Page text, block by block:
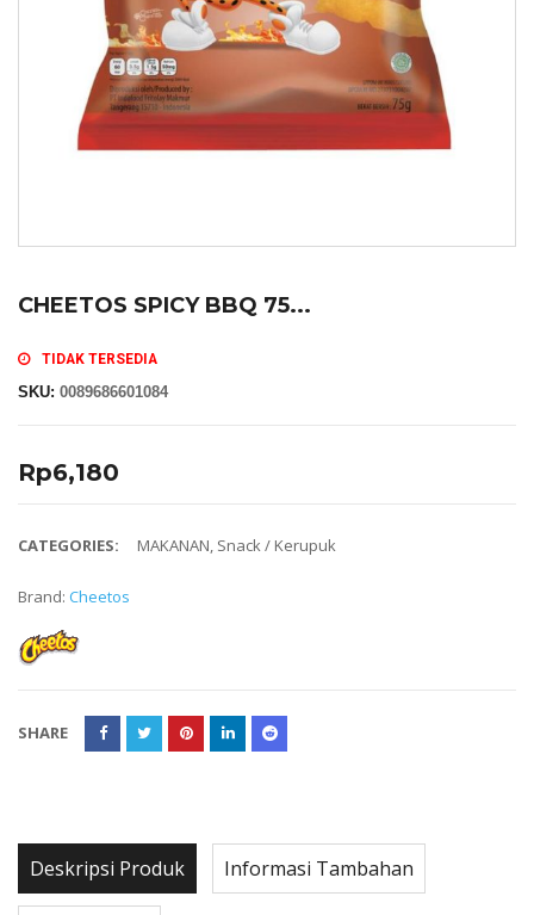
CHEETOS SPICY BBQ 75...
TIDAK TERSEDIA
SKU: 0089686601084
Rp6,180
CATEGORIES: MAKANAN, Snack / Kerupuk
Brand: Cheetos
SHARE
Deskripsi Produk Informasi Tambahan